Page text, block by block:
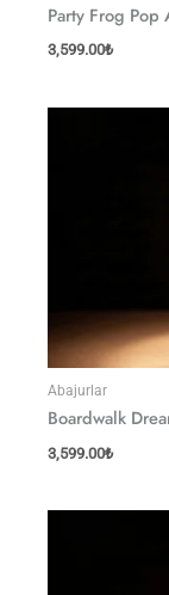
Party Frog Pop
3,599.00₺
Abajurlar
Boardwalk
3,599.00₺